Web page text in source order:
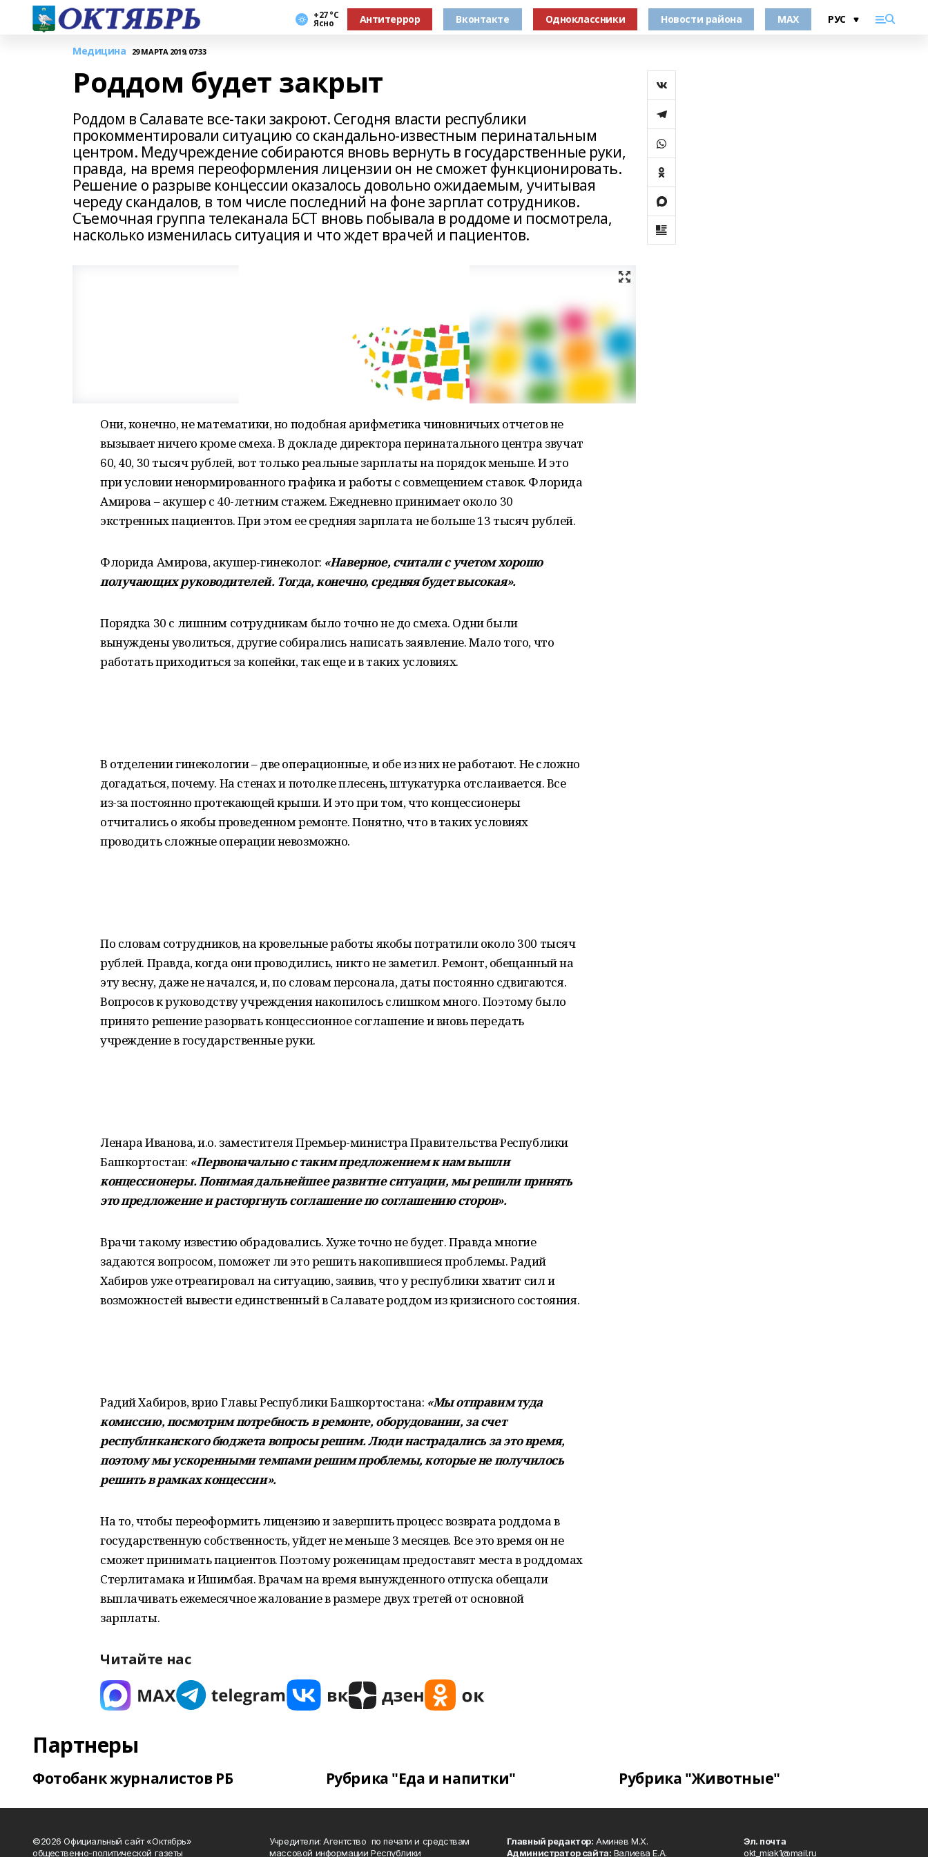
+27 °С
Ясно Антитеррор Вконтакте Одноклассники Новости района MAX
Медицина 29 МАРТА 2019, 07:33
Роддом будет закрыт
Роддом в Салавате все-таки закроют. Сегодня власти республики
прокомментировали ситуацию со скандально-известным перинатальным
центром. Медучреждение собираются вновь вернуть в государственные руки,
правда, на время переоформления лицензии он не сможет функционировать.
Решение о разрыве концессии оказалось довольно ожидаемым, учитывая
череду скандалов, в том числе последний на фоне зарплат сотрудников.
Съемочная группа телеканала БСТ вновь побывала в роддоме и посмотрела,
насколько изменилась ситуация и что ждет врачей и пациентов.
Они, конечно, не математики, но подобная арифметика чиновничьих отчетов не
вызывает ничего кроме смеха. В докладе директора перинатального центра звучат
60, 40, 30 тысяч рублей, вот только реальные зарплаты на порядок меньше. И это
при условии ненормированного графика и работы с совмещением ставок. Флорида
Амирова – акушер с 40-летним стажем. Ежедневно принимает около 30
экстренных пациентов. При этом ее средняя зарплата не больше 13 тысяч рублей.
Флорида Амирова, акушер-гинеколог: «Наверное, считали с учетом хорошо
получающих руководителей. Тогда, конечно, средняя будет высокая».
Порядка 30 с лишним сотрудникам было точно не до смеха. Одни были
вынуждены уволиться, другие собирались написать заявление. Мало того, что
работать приходиться за копейки, так еще и в таких условиях.
В отделении гинекологии – две операционные, и обе из них не работают. Не сложно
догадаться, почему. На стенах и потолке плесень, штукатурка отслаивается. Все
из-за постоянно протекающей крыши. И это при том, что концессионеры
отчитались о якобы проведенном ремонте. Понятно, что в таких условиях
проводить сложные операции невозможно.
По словам сотрудников, на кровельные работы якобы потратили около 300 тысяч
рублей. Правда, когда они проводились, никто не заметил. Ремонт, обещанный на
эту весну, даже не начался, и, по словам персонала, даты постоянно сдвигаются.
Вопросов к руководству учреждения накопилось слишком много. Поэтому было
принято решение разорвать концессионное соглашение и вновь передать
учреждение в государственные руки.
Ленара Иванова, и.о. заместителя Премьер-министра Правительства Республики
Башкортостан: «Первоначально с таким предложением к нам вышли
концессионеры. Понимая дальнейшее развитие ситуации, мы решили принять
это предложение и расторгнуть соглашение по соглашению сторон».
Врачи такому известию обрадовались. Хуже точно не будет. Правда многие
задаются вопросом, поможет ли это решить накопившиеся проблемы. Радий
Хабиров уже отреагировал на ситуацию, заявив, что у республики хватит сил и
возможностей вывести единственный в Салавате роддом из кризисного состояния.
Радий Хабиров, врио Главы Республики Башкортостана: «Мы отправим туда
комиссию, посмотрим потребность в ремонте, оборудовании, за счет
республиканского бюджета вопросы решим. Люди настрадались за это время,
поэтому мы ускоренными темпами решим проблемы, которые не получилось
решить в рамках концессии».
На то, чтобы переоформить лицензию и завершить процесс возврата роддома в
государственную собственность, уйдет не меньше 3 месяцев. Все это время он не
сможет принимать пациентов. Поэтому роженицам предоставят места в роддомах
Стерлитамака и Ишимбая. Врачам на время вынужденного отпуска обещали
выплачивать ежемесячное жалование в размере двух третей от основной
зарплаты.
Читайте нас
Партнеры
Фотобанк журналистов РБ Рубрика "Еда и напитки" Рубрика "Животные"
©2026 Официальный сайт «Октябрь»
общественно-политической газеты
Учредители: Агентство по печати и средствам
массовой информации Республики
Главный редактор: Аминев М.Х.
Администратор сайта: Валиева Е.А.
Эл. почта
okt_miak1@mail.ru